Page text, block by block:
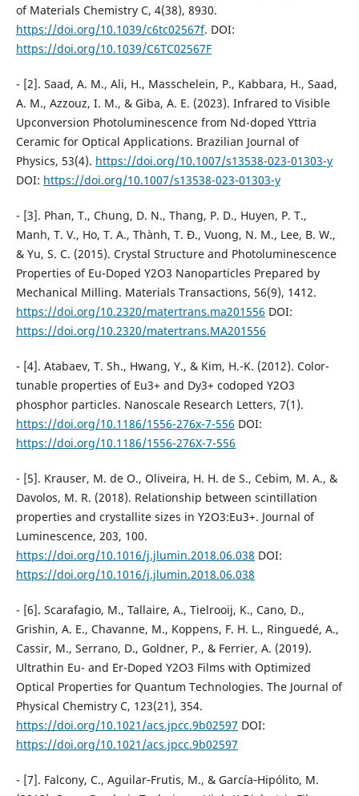
of Materials Chemistry C, 4(38), 8930.
https://doi.org/10.1039/c6tc02567f. DOI:
https://doi.org/10.1039/C6TC02567F
- [2]. Saad, A. M., Ali, H., Masschelein, P., Kabbara, H., Saad,
A. M., Azzouz, I. M., & Giba, A. E. (2023). Infrared to Visible
Upconversion Photoluminescence from Nd-doped Yttria
Ceramic for Optical Applications. Brazilian Journal of
Physics, 53(4). https://doi.org/10.1007/s13538-023-01303-y
DOI: https://doi.org/10.1007/s13538-023-01303-y
- [3]. Phan, T., Chung, D. N., Thang, P. D., Huyen, P. T.,
Manh, T. V., Ho, T. A., Thành, T. Đ., Vuong, N. M., Lee, B. W.,
& Yu, S. C. (2015). Crystal Structure and Photoluminescence
Properties of Eu-Doped Y2O3 Nanoparticles Prepared by
Mechanical Milling. Materials Transactions, 56(9), 1412.
https://doi.org/10.2320/matertrans.ma201556 DOI:
https://doi.org/10.2320/matertrans.MA201556
- [4]. Atabaev, T. Sh., Hwang, Y., & Kim, H.-K. (2012). Color-
tunable properties of Eu3+ and Dy3+ codoped Y2O3
phosphor particles. Nanoscale Research Letters, 7(1).
https://doi.org/10.1186/1556-276x-7-556 DOI:
https://doi.org/10.1186/1556-276X-7-556
- [5]. Krauser, M. de O., Oliveira, H. H. de S., Cebim, M. A., &
Davolos, M. R. (2018). Relationship between scintillation
properties and crystallite sizes in Y2O3:Eu3+. Journal of
Luminescence, 203, 100.
https://doi.org/10.1016/j.jlumin.2018.06.038 DOI:
https://doi.org/10.1016/j.jlumin.2018.06.038
- [6]. Scarafagio, M., Tallaire, A., Tielrooij, K., Cano, D.,
Grishin, A. E., Chavanne, M., Koppens, F. H. L., Ringuedé, A.,
Cassir, M., Serrano, D., Goldner, P., & Ferrier, A. (2019).
Ultrathin Eu- and Er-Doped Y2O3 Films with Optimized
Optical Properties for Quantum Technologies. The Journal of
Physical Chemistry C, 123(21), 354.
https://doi.org/10.1021/acs.jpcc.9b02597 DOI:
https://doi.org/10.1021/acs.jpcc.9b02597
- [7]. Falcony, C., Aguilar‐Frutis, M., & García‐Hipólito, M.